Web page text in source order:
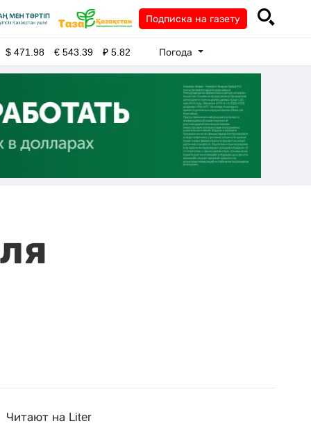
Подписка на газету
$471.98 €543.39 ₽5.82 Погода
Читают на Liter